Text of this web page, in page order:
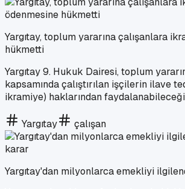
Yargıtay, toplum yararına çalışanlara
hükmetti
Yargıtay 9. Hukuk Dairesi, toplum
kapsamında çalıştırılan işçilerin ilave
ikramiye) haklarından
Yargıtay çalışan
Yargıtay'dan milyonlarca emekliyi